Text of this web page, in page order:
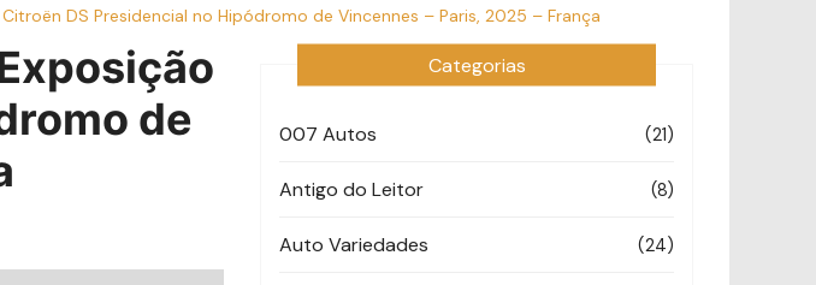
DS Presidencial no Hipódromo de Vincennes – Paris, 2025 – França
de
Categorias
007 Autos (21)
Antigo do Leitor (8)
Auto Variedades (24)